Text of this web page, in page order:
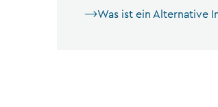
Was ist ein Alternative